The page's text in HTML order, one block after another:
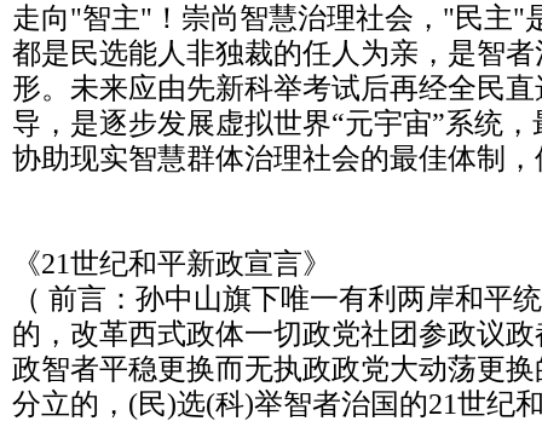
走向"智主"！崇尚智慧治理社会，"民主"
都是民选能人非独裁的任人为亲，是智
形。未来应由先新科举考试后再经全民
导，是逐步发展虚拟世界“元宇宙”系统
协助现实智慧群体治理社会的最佳体制
《21世纪和平新政宣言》
（ 前言：孙中山旗下唯一有利两岸和平
的，改革西式政体一切政党社团参政议
政智者平稳更换而无执政政党大动荡更
分立的，(民)选(科)举智者治国的21世纪